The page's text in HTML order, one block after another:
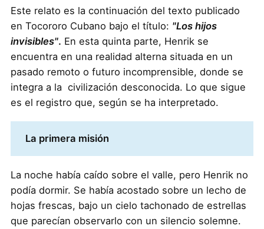
Este relato es la continuación del texto publicado
en Tocororo Cubano bajo el título: "Los hijos
invisibles". En esta quinta parte, Henrik se
encuentra en una realidad alterna situada en un
pasado remoto o futuro incomprensible, donde se
integra a la civilización desconocida. Lo que sigue
es el registro que, según se ha interpretado.
La primera misión
La noche había caído sobre el valle, pero Henrik no
podía dormir. Se había acostado sobre un lecho de
hojas frescas, bajo un cielo tachonado de estrellas
que parecían observarlo con un silencio solemne.